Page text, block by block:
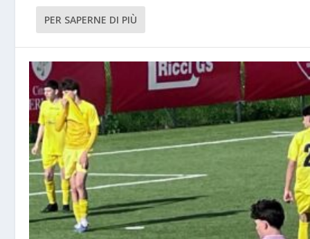
PER SAPERNE DI PIÙ